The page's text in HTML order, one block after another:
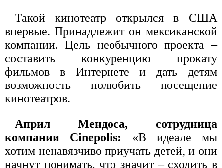
Такой кинотеатр открылся в США
впервые. Принадлежит он мексиканской
компании. Цель необычного проекта –
составить конкуренцию прокату
фильмов в Интернете и дать детям
возможность полюбить посещение
кинотеатров.
Април Мендоса, сотрудница
компании Cinepolis: «В идеале мы
хотим ненавязчиво приучать детей, и они
начнут понимать, что значит – сходить в